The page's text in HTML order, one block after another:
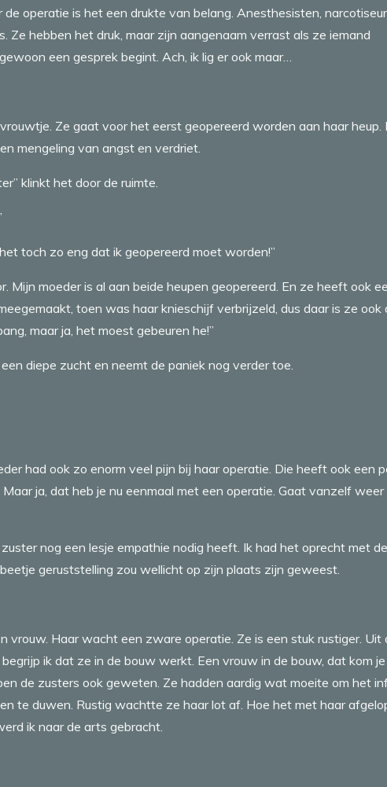
operatie is het een drukte van belang. Anesthesisten,
Ze hebben het druk, maar zijn aangenaam verrast als ze iemand
een gesprek begint. Ach, ik lig er ook maar…
Ze gaat voor het eerst geopereerd worden aan haar heup.
mengeling van angst en verdriet.
klinkt het door de ruimte.
toch zo eng dat ik geopereerd moet worden!”
Mijn moeder is al aan beide heupen geopereerd. En ze heeft ook
toen was haar knieschijf verbrijzeld, dus daar is ze ook
maar ja, het moest gebeuren he!”
diepe zucht en neemt de paniek nog verder toe.
had ook zo enorm veel pijn bij haar operatie. Die heeft ook een
ja, dat heb je nu eenmaal met een operatie. Gaat vanzelf weer
nog een lesje empathie nodig heeft. Ik had het oprecht met de
geruststelling zou wellicht op zijn plaats zijn geweest.
vrouw. Haar wacht een zware operatie. Ze is een stuk rustiger. Uit
ik dat ze in de bouw werkt. Een vrouw in de bouw, dat kom
de zusters ook geweten. Ze hadden aardig wat moeite om het
te duwen. Rustig wachtte ze haar lot af. Hoe het met haar
ik naar de arts gebracht.